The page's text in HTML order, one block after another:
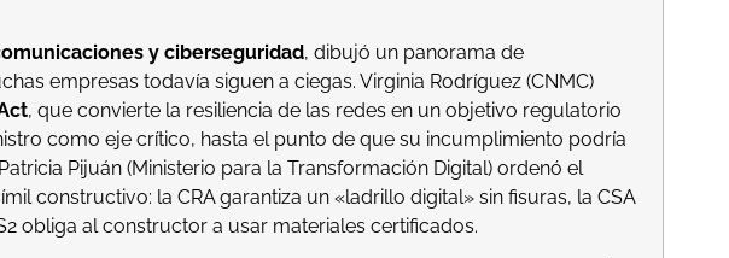
y ciberseguridad, dibujó un panorama de
empresas todavía siguen a ciegas. Virginia Rodríguez (CNMC)
, que convierte la resiliencia de las redes en un objetivo regulatorio
como eje crítico, hasta el punto de que su incumplimiento podría
Pijuán (Ministerio para la Transformación Digital) ordenó el
constructivo: la CRA garantiza un «ladrillo digital» sin fisuras, la CSA
obliga al constructor a usar materiales certificados.